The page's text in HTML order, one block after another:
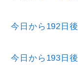
今日から192日後
今日から193日後